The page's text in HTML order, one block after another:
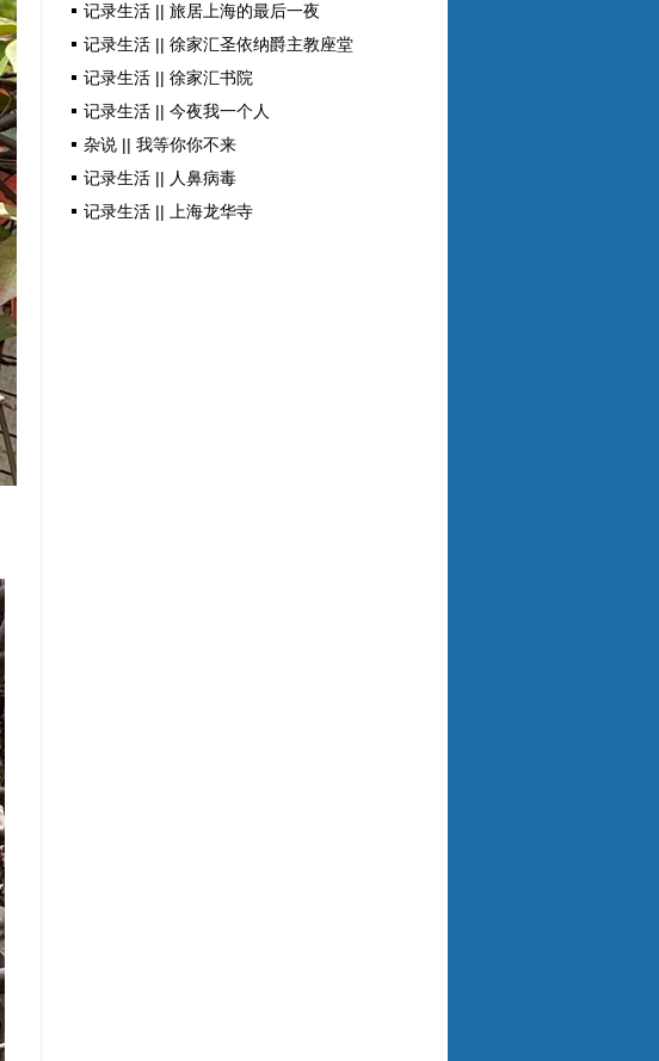
记录生活 || 旅居上海的最后一夜
记录生活 || 徐家汇圣依纳爵主教座堂
记录生活 || 徐家汇书院
记录生活 || 今夜我一个人
杂说 || 我等你你不来
记录生活 || 人鼻病毒
记录生活 || 上海龙华寺